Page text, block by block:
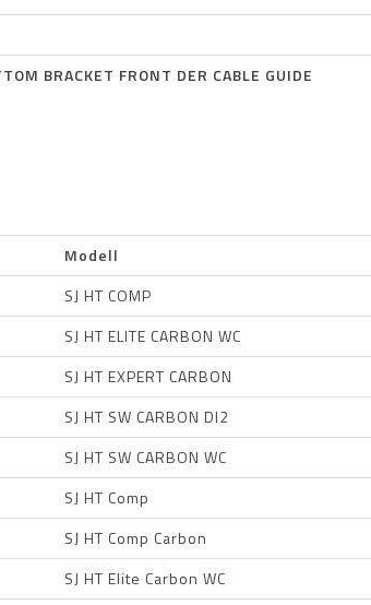
BRACKET FRONT DER CABLE GUIDE
Modell
SJ HT COMP
SJ HT ELITE CARBON WC
SJ HT EXPERT CARBON
SJ HT SW CARBON DI2
SJ HT SW CARBON WC
SJ HT Comp
SJ HT Comp Carbon
SJ HT Elite Carbon WC